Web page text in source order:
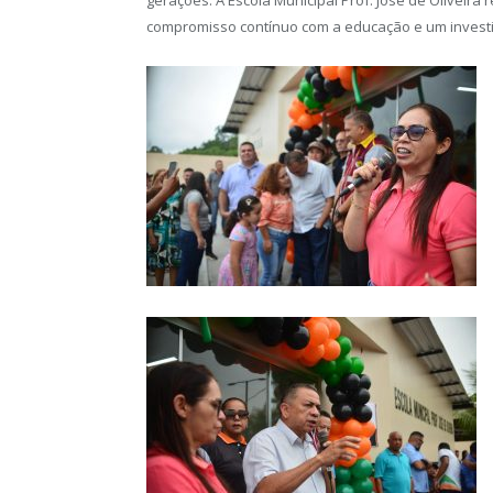
compromisso contínuo com a educação e um